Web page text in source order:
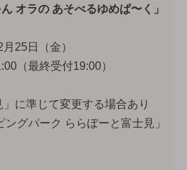
オラの あそべるゆめぱ〜く」
25日（金）
（最終受付19:00）
に準じて変更する場合あり
ングパーク ららぽーと富士見」